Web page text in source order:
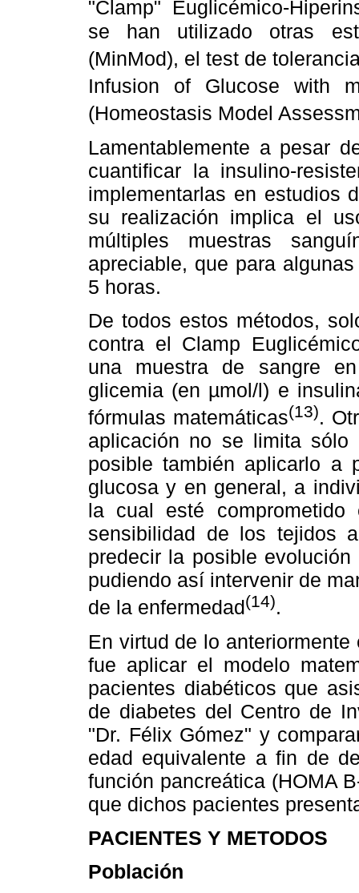
"Clamp" Euglicémico-
se han utilizado otras
(MinMod), el test de
Infusion of Glucose with
(Homeostasis Model
Lamentablemente a pesar
cuantificar la insulino-
implementarlas en estudios
su realización implica el
múltiples muestras
apreciable, que para
5 horas.
De todos estos métodos,
contra el Clamp
una muestra de sangre
glicemia (en µmol/l) e
fórmulas matemáticas(13).
aplicación no se limita
posible también aplicarlo a
glucosa y en general, a
la cual esté
sensibilidad de los tejidos
predecir la posible
pudiendo así intervenir de
de la enfermedad(14).
En virtud de lo
fue aplicar el modelo
pacientes diabéticos que
de diabetes del Centro de
"Dr. Félix Gómez" y
edad equivalente a fin de
función pancreática (HOMA
que dichos pacientes
PACIENTES Y METODOS
Población